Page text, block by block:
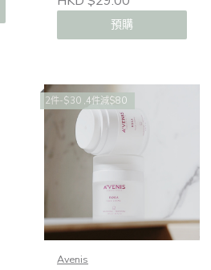
預購
2件-$30 ,4件減$80
Avenis